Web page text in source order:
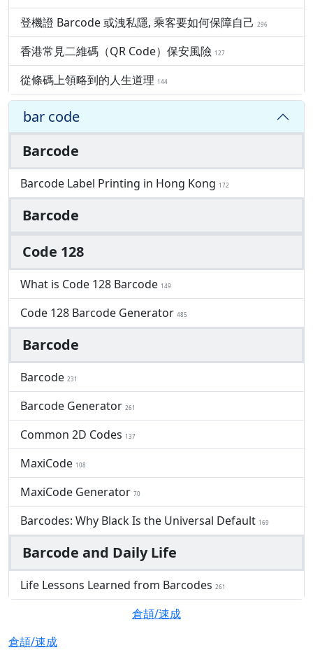
登機證 Barcode 或洩私隱, 乘客要如何保障自己 296
香港常見二維碼（QR Code）保安風險 127
從條碼上領略到的人生道理 144
bar code
Barcode
Barcode Label Printing in Hong Kong 172
Barcode
Code 128
What is Code 128 Barcode 149
Code 128 Barcode Generator 485
Barcode
Barcode 231
Barcode Generator 261
Common 2D Codes 137
MaxiCode 108
MaxiCode Generator 70
Barcodes: Why Black Is the Universal Default 169
Barcode and Daily Life
Life Lessons Learned from Barcodes 261
倉頡/速成
倉頡/速成